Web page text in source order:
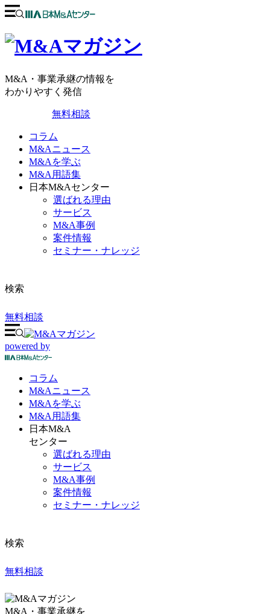
M&A・事業承継の情報を
わかりやすく発信
無料相談
コラム
M&Aニュース
M&Aを学ぶ
M&A用語集
日本M&Aセンター
選ばれる理由
サービス
M&A事例
案件情報
セミナー・ナレッジ
検索
無料相談
powered by
コラム
M&Aニュース
M&Aを学ぶ
M&A 用語集
日本M&A
センター
選ばれる理由
サービス
M&A事例
案件情報
セミナー・ナレッジ
検索
無料相談
M&A・事業承継を